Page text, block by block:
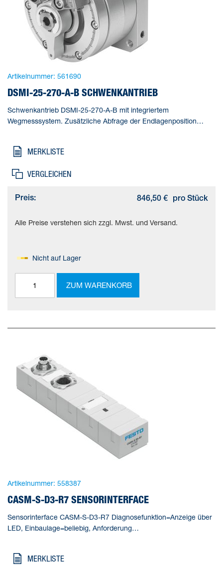
Artikelnummer: 561690
DSMI-25-270-A-B SCHWENKANTRIEB
Schwenkantrieb DSMI-25-270-A-B mit integriertem
Wegmesssystem. Zusätzliche Abfrage der Endlagenposition
den Endlagen=5 °, kleinster Positionierhub=(* 5° bei Positionieren,
Schwenkwinkel=0 - 272 deg
MERKLISTE
VERGLEICHEN
Preis: 846,50 € pro Stück
Alle Preise verstehen sich zzgl. Mwst. und Versand.
Nicht auf Lager
ZUM WARENKORB
Artikelnummer: 558387
CASM-S-D3-R7 SENSORINTERFACE
Sensorinterface CASM-S-D3-R7 Diagnosefunktion=Anzeige über
LED, Einbaulage=beliebig, Anforderung
Netzausfallüberbrückung=10 ms
MERKLISTE